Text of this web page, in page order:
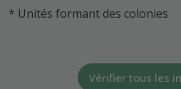
* Unités formant des colonies
Vérifier tous les